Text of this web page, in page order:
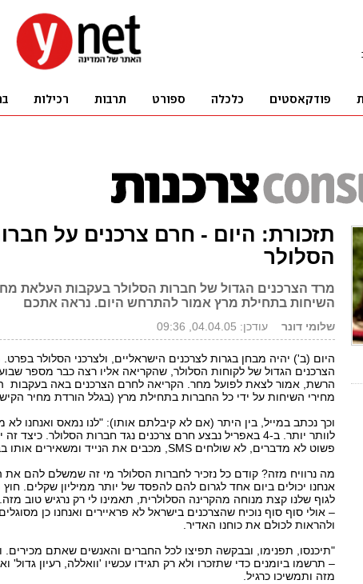
תזכורת: היום - חרם צרכנים על
הסלולר
מרד הצרכנים הגדול של חברות הסלולר בעקבות העלאת
השיחות בתחילת מרץ אמור להתרחש היום. נראה אתכם
שלומי דונר עודכן: 04.04.05, 09:36
היום (ב') יהיה מבחן בגרות לצרכנים הישראליים, ולצרכני הסלולר
הצרכנים הגדול של לקוחות הסלולר, שהקריאה אליו רצה כבר מספר
הרשת, אמור לצאת לפועל מחר. הקריאה לחרם הצרכנים באה בעקבות
מחירי השיחות על ידי כל החברות בתחילת מרץ (בגלל הורדת מחיר
וכך נכתב במייל, בין היתר (אם לא קיבלתם אותו): "לנו נמאס ואנחנו לא
לוותר יותר. ב-4 באפריל נבצע חרם צרכנים נגד חברות הסלולר. כיצד
פשוט לא מדברים, לא שולחים SMS, מכבים את הנייד ומשאירים אותו בבית.
מה נרוויח מזה? קודם כל נזכיר לחברות הסלולר מי זה שמשלם להם את
אנחנו יכולים ביום אחד לגרום להם להפסד של יותר ממיליון שקלים. חוץ
לגוף שלנו קצת מנוחה מהקרינה הסלולרית, תאמינו לי רק נרגיש טוב
– אולי סוף סוף נוכיח שהצרכנים בישראל לא פראיירים ואנחנו כן
ולהראות לכולם את כוחנו האדיר.
"תיכנסו, תפנימו, ובבקשה תפיצו לכל החברים והאנשים שאתם מכירים.
– תרשמו ביומנים כדי שתזכרו ולא רק תגידו עכשיו 'וואללה, רעיון גדול'
מזה ותמשיכו כרגיל.